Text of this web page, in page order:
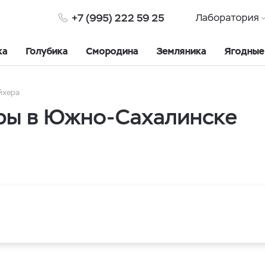
+7 (995) 222 59 25 Лаборатория
Голубика Смородина Земляника Ягодные
в Южно-Сахалинске